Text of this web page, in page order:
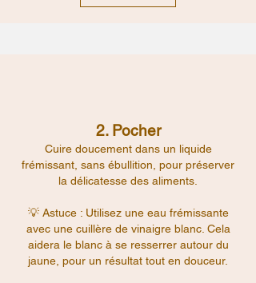
2. Pocher
Cuire doucement dans un liquide
frémissant, sans ébullition, pour préserver
la délicatesse des aliments.
💡 Astuce : Utilisez une eau frémissante
avec une cuillère de vinaigre blanc. Cela
aidera le blanc à se resserrer autour du
jaune, pour un résultat tout en douceur.